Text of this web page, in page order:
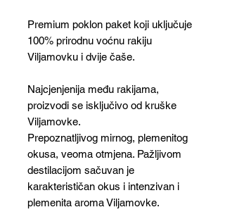
Premium poklon paket koji uključuje
100% prirodnu voćnu rakiju
Viljamovku i dvije čaše.
Najcjenjenija među rakijama,
proizvodi se isključivo od kruške
Viljamovke.
Prepoznatljivog mirnog, plemenitog
okusa, veoma otmjena. Pažljivom
destilacijom sačuvan je
karakterističan okus i intenzivan i
plemenita aroma Viljamovke.